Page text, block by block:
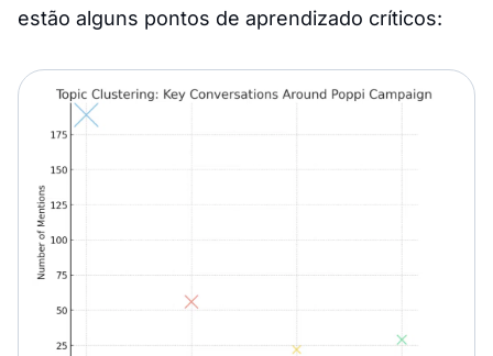
estão alguns pontos de aprendizado críticos: